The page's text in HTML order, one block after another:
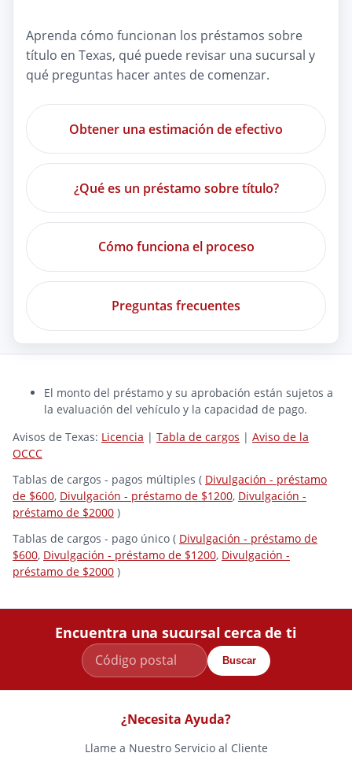
Aprenda cómo funcionan los préstamos sobre
título en Texas, qué puede revisar una sucursal y
qué preguntas hacer antes de comenzar.
Obtener una estimación de efectivo
¿Qué es un préstamo sobre título?
Cómo funciona el proceso
Preguntas frecuentes
El monto del préstamo y su aprobación están sujetos a
la evaluación del vehículo y la capacidad de pago.
Avisos de Texas: Licencia | Tabla de cargos | Aviso de la
OCCC
Tablas de cargos - pagos múltiples ( Divulgación - préstamo
de $600, Divulgación - préstamo de $1200, Divulgación -
préstamo de $2000 )
Tablas de cargos - pago único ( Divulgación - préstamo de
$600, Divulgación - préstamo de $1200, Divulgación -
préstamo de $2000 )
Encuentra una sucursal cerca de ti
Buscar
¿Necesita Ayuda?
Llame a Nuestro Servicio al Cliente